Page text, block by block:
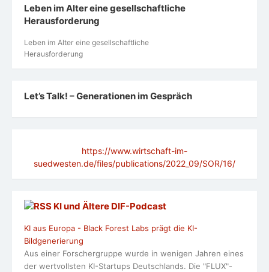
Leben im Alter eine gesellschaftliche
Herausforderung
Leben im Alter eine gesellschaftliche
Herausforderung
Let’s Talk! – Generationen im Gespräch
https://www.wirtschaft-im-
suedwesten.de/files/publications/2022_09/SOR/16/
KI und Ältere DlF-Podcast
KI aus Europa - Black Forest Labs prägt die KI-
Bildgenerierung
Aus einer Forschergruppe wurde in wenigen Jahren eines
der wertvollsten KI-Startups Deutschlands. Die "FLUX"-